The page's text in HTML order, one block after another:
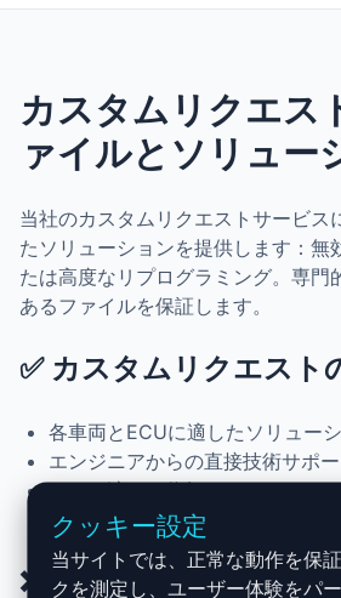
カスタムリクエス
ァイルとソリュー
当社のカスタムリクエストサービス
たソリューションを提供します：無
たは高度なリプログラミング。専門
あるファイルを保証します。
✅ カスタムリクエスト
各車両とECUに適したソリュー
エンジニアからの直接技術サポー
テスト済みで信頼できるファイル
24時間以内の迅速な処理
❌ 考えられる制限
クッキー設定
当サイトでは、正常な動作を保
クを測定し、ユーザー体験をパ